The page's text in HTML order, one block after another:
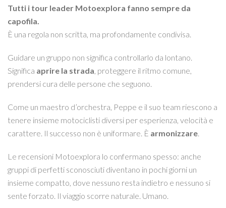
Tutti i tour leader Motoexplora fanno sempre da
capofila.
È una regola non scritta, ma profondamente condivisa.
Guidare un gruppo non significa controllarlo da lontano.
Significa aprire la strada, proteggere il ritmo comune,
prendersi cura delle persone che seguono.
Come un maestro d’orchestra, Peppe e il suo team riescono a
tenere insieme motociclisti diversi per esperienza, velocità e
carattere. Il successo non è uniformare. È armonizzare.
Le recensioni Motoexplora lo confermano spesso: anche
gruppi di perfetti sconosciuti diventano in pochi giorni un
insieme compatto, dove nessuno resta indietro e nessuno si
sente forzato. Il viaggio scorre naturale. Umano.